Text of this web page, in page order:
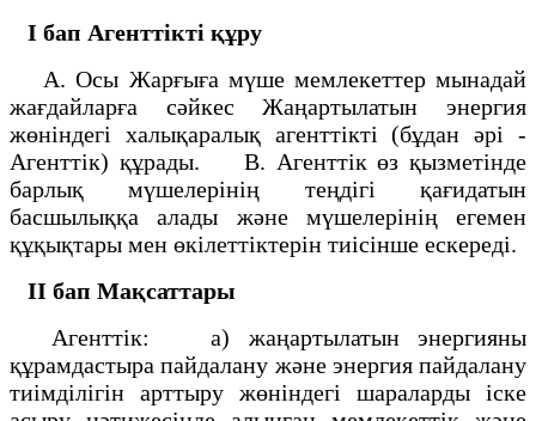
I бап Агенттікті құру
А. Осы Жарғыға мүше мемлекеттер мынадай
жағдайларға сәйкес Жаңартылатын энергия
жөніндегі халықаралық агенттікті (бұдан әрі -
Агенттік) құрады. В. Агенттік өз қызметінде
барлық мүшелерінің теңдігі қағидатын
басшылыққа алады және мүшелерінің егемен
құқықтары мен өкілеттіктерін тиісінше ескереді.
II бап Мақcаттары
Агенттік: а) жаңартылатын энергияны
құрамдастыра пайдалану және энергия пайдалану
тиімділігін арттыру жөніндегі шараларды іске